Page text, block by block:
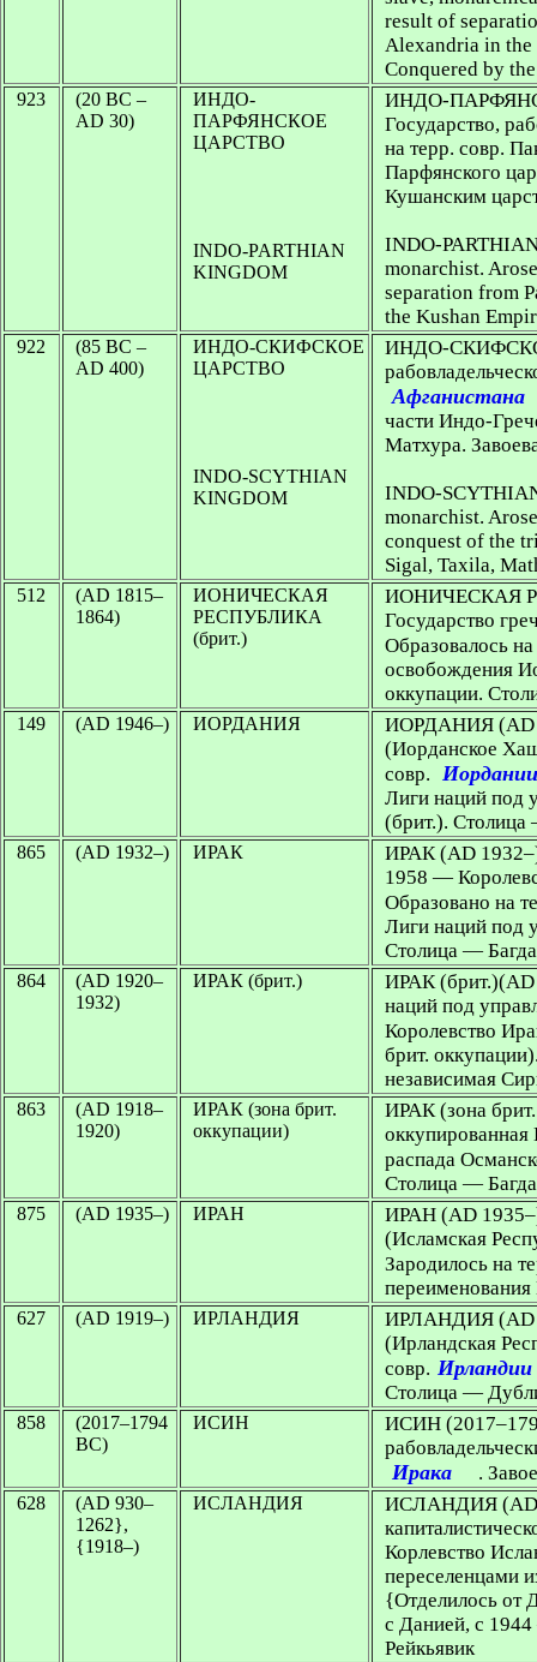
result of
Alexandria in the
Conquered by
923
(20 BC –
AD 30)
ИНДО-
ПАРФЯНСКОЕ
ЦАРСТВО
INDO-PARTHIAN
KINGDOM
ИНДО-
Государство,
на терр. совр.
Парфянского
Кушанским
INDO-
monarchist.
separation from
the Kushan
922
(85 BC –
AD 400)
ИНДО-СКИФСКОЕ
ЦАРСТВО
INDO-SCYTHIAN
KINGDOM
ИНДО-
Афганистана
части Индо-
Матхура.
INDO-
monarchist.
conquest of the
Sigal, Taxila,
512
(AD 1815–
1864)
ИОНИЧЕСКАЯ
РЕСПУБЛИКА
(брит.)
ИОНИЧЕСКАЯ
Государство
Образовалось
освобождения
оккупации.
149 (AD 1946–) ИОРДАНИЯ
ИОРДАНИЯ (AD
(Иорданское
совр. Иордании
Лиги наций под
(брит.).
865 (AD 1932–) ИРАК ИРАК(AD 1932–)
1958 —
Образовано на
Лиги наций под
Столица —
864
(AD 1920–
1932)
ИРАК (брит.) ИРАК (брит.)(AD
наций под
Королевство
брит.
независимая
863
(AD 1918–
1920)
ИРАК (зона брит.
оккупации)
ИРАК (зона
оккупированная
распада
Столица —
875 (AD 1935–) ИРАН ИРАН (AD
(Исламская
Зародилось на
627 (AD 1919–) ИРЛАНДИЯ ИРЛАНДИЯ (AD
(Ирландская
совр. Ирландии
Столица —
858
(2017–1794
BC)
ИСИН
ИСИН
Ирака .
628
(AD 930–
1262},
{1918–)
ИСЛАНДИЯ ИСЛАНДИЯ
Корлевство
переселенцами
{Отделилось от
с Данией, с
Рейкьявик